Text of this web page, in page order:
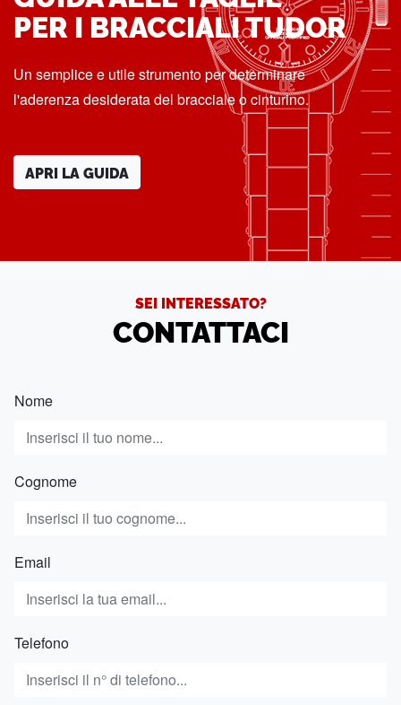
PER I BRACCIALI TUDOR
Un semplice e utile strumento per determinare
l'aderenza desiderata del bracciale o cinturino.
APRI LA GUIDA
SEI INTERESSATO?
CONTATTACI
Nome
Cognome
Email
Telefono